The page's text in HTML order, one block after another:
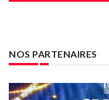
NOS PARTENAIRES